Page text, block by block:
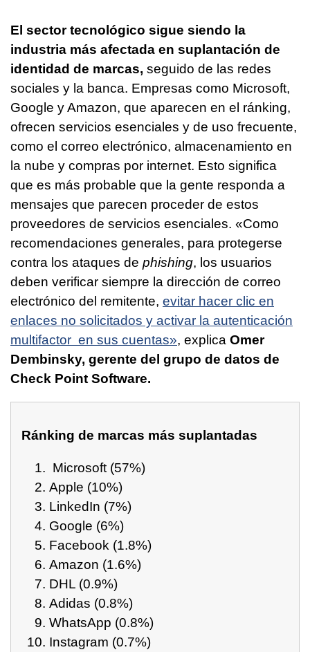
El sector tecnológico sigue siendo la
industria más afectada en suplantación de
identidad de marcas, seguido de las redes
sociales y la banca. Empresas como Microsoft,
Google y Amazon, que aparecen en el ránking,
ofrecen servicios esenciales y de uso frecuente,
como el correo electrónico, almacenamiento en
la nube y compras por internet. Esto significa
que es más probable que la gente responda a
mensajes que parecen proceder de estos
proveedores de servicios esenciales. «Como
recomendaciones generales, para protegerse
contra los ataques de phishing, los usuarios
deben verificar siempre la dirección de correo
electrónico del remitente, evitar hacer clic en
enlaces no solicitados y activar la autenticación
multifactor en sus cuentas», explica Omer
Dembinsky, gerente del grupo de datos de
Check Point Software.
Ránking de marcas más suplantadas
Microsoft (57%)
Apple (10%)
LinkedIn (7%)
Google (6%)
Facebook (1.8%)
Amazon (1.6%)
DHL (0.9%)
Adidas (0.8%)
WhatsApp (0.8%)
Instagram (0.7%)